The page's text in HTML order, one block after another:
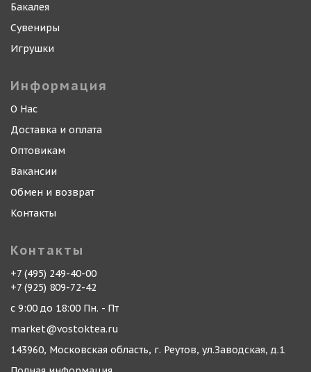
Бакалея
Сувениры
Игрушки
Информация
О Нас
Доставка и оплата
Оптовикам
Вакансии
Обмен и возврат
Контакты
Контакты
+7 (495) 249-40-00
+7 (925) 809-72-42
с 9:00 до 18:00 Пн. - Пт
market@vostoktea.ru
143960, Московская область, г. Реутов, ул.Заводская, д.1